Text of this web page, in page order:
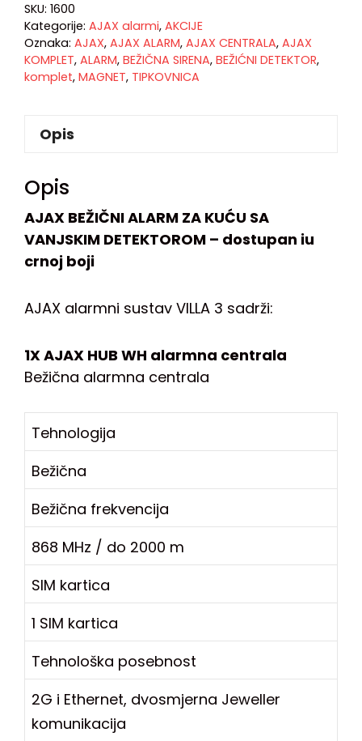
SKU: 1600
Kategorije: AJAX alarmi, AKCIJE
Oznaka: AJAX, AJAX ALARM, AJAX CENTRALA, AJAX
KOMPLET, ALARM, BEŽIČNA SIRENA, BEŽIĆNI DETEKTOR,
komplet, MAGNET, TIPKOVNICA
Opis
Opis
AJAX BEŽIČNI ALARM ZA KUĆU SA
VANJSKIM DETEKTOROM – dostupan iu
crnoj boji
AJAX alarmni sustav VILLA 3 sadrži:
1X AJAX HUB WH alarmna centrala
Bežična alarmna centrala
Tehnologija
Bežična
Bežična frekvencija
868 MHz / do 2000 m
SIM kartica
1 SIM kartica
Tehnološka posebnost
2G i Ethernet, dvosmjerna Jeweller
komunikacija